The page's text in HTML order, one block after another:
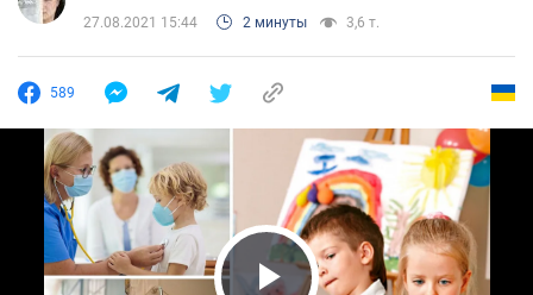
27.08.2021 15:44 2 минуты 3,6 т.
589